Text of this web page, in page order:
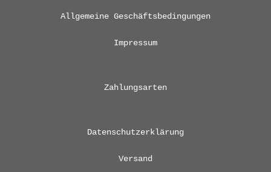
Allgemeine Geschäftsbedingungen
Impressum
Zahlungsarten
Datenschutzerklärung
Versand